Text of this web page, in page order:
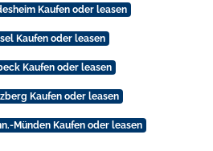
Kaufen oder leasen
Kaufen oder leasen
Kaufen oder leasen
Kaufen oder leasen
Münden Kaufen oder leasen